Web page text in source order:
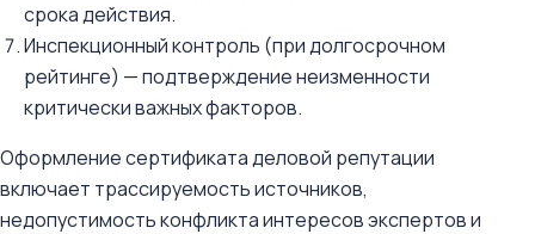
срока действия.
Инспекционный контроль (при долгосрочном
рейтинге) — подтверждение неизменности
критически важных факторов.
Оформление сертификата деловой репутации
включает трассируемость источников,
недопустимость конфликта интересов экспертов и